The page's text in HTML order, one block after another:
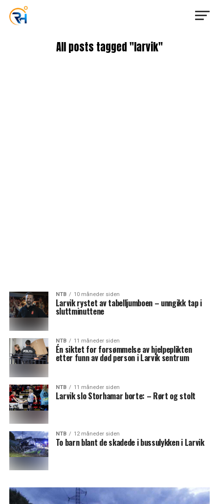
All posts tagged "larvik"
NTB 10 måneder siden
Larvik rystet av tabelljumboen – unngikk tap i
sluttminuttene
NTB 11 måneder siden
Én siktet for forsømmelse av hjelpeplikten
etter funn av død person i Larvik sentrum
NTB 11 måneder siden
Larvik slo Storhamar borte: – Rørt og stolt
NTB 12 måneder siden
To barn blant de skadede i bussulykken i Larvik